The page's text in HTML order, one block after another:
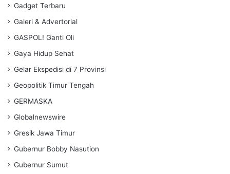
Gadget Terbaru
Galeri & Advertorial
GASPOL! Ganti Oli
Gaya Hidup Sehat
Gelar Ekspedisi di 7 Provinsi
Geopolitik Timur Tengah
GERMASKA
Globalnewswire
Gresik Jawa Timur
Gubernur Bobby Nasution
Gubernur Sumut